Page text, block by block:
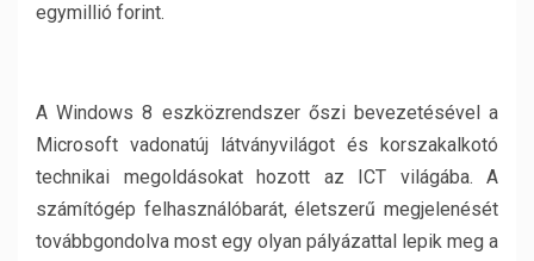
egymillió forint.
A Windows 8 eszközrendszer őszi bevezetésével a
Microsoft vadonatúj látványvilágot és korszakalkotó
technikai megoldásokat hozott az ICT világába. A
számítógép felhasználóbarát, életszerű megjelenését
továbbgondolva most egy olyan pályázattal lepik meg a